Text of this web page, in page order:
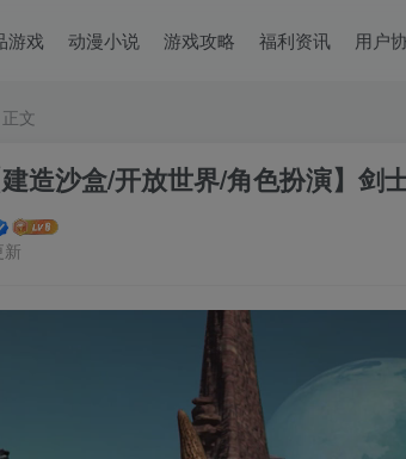
游戏 动漫小说 游戏攻略 福利资讯 用户
正文
造沙盒/开放世界/角色扮演】剑